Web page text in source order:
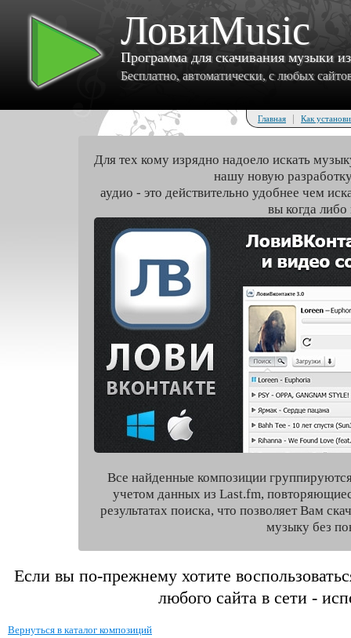
ЛовиMusic
Программа для скачивания музыки
Бесплатно, автоматически, с любых
Главная | Как
Для тех кому изрядно надоело искать
нашу новую
аудио - это действительно удобнее чем
вы когда либо
Все найденные композиции
учетом данных из Last.fm,
результатах поиска, что позволяет Вам
музыку без
Если вы по-прежнему хотите
любого сайта в сети -
Вернуться в каталог композиций